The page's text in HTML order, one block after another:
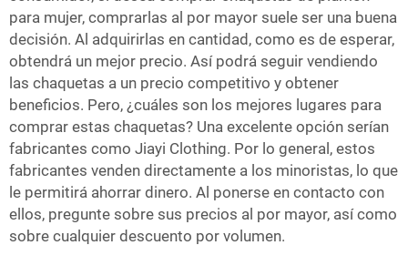
para mujer, comprarlas al por mayor suele ser una buena
decisión. Al adquirirlas en cantidad, como es de esperar,
obtendrá un mejor precio. Así podrá seguir vendiendo
las chaquetas a un precio competitivo y obtener
beneficios. Pero, ¿cuáles son los mejores lugares para
comprar estas chaquetas? Una excelente opción serían
fabricantes como Jiayi Clothing. Por lo general, estos
fabricantes venden directamente a los minoristas, lo que
le permitirá ahorrar dinero. Al ponerse en contacto con
ellos, pregunte sobre sus precios al por mayor, así como
sobre cualquier descuento por volumen.